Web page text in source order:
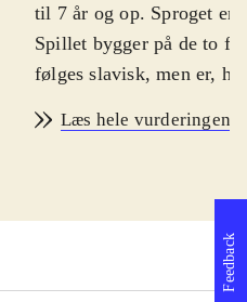
til 7 år og op. Sproget er
Spillet bygger på de to
følges slavisk, men er,
fået tilføjet flere fine ting.
kan bygge magiske ting
og action er til gengæld
Traveller's Tales leverer
Bilbo, Gandalf, Thorin
Læs hele vurderingen
Feedback